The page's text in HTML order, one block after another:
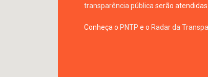
transparência pública serão atendidas.
Conheça o PNTP e o Radar da